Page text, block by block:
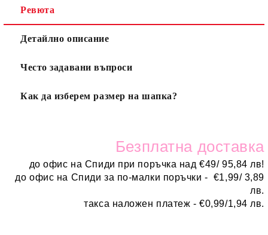
Ревюта
Детайлно описание
Често задавани въпроси
Как да изберем размер на шапка?
Безплатна доставка
до офис на Спиди при поръчка над€49/ 95,84 лв!
до офис на Спиди за по-малки поръчки - €1,99/ 3,89
лв.
такса наложен платеж -€0,99/1,94 лв.